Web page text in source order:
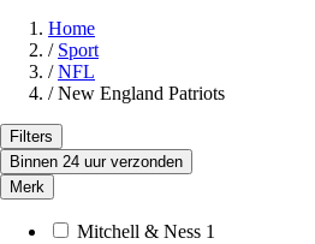
Home
/ Sport
/ NFL
/ New England Patriots
Filters
Binnen 24 uur verzonden
Merk
Mitchell & Ness 1